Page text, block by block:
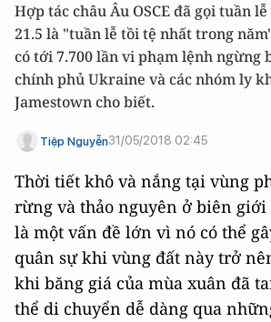
Hợp tác châu Âu OSCE đã gọi tuần
21.5 là "tuần lễ tồi tệ nhất trong
có tới 7.700 lần vi phạm lệnh ngừng
chính phủ Ukraine và các nhóm ly
Jamestown cho biết.
Tiệp Nguyễn31/05/2018 02:45
Thời tiết khô và nắng tại vùng
rừng và thảo nguyên ở biên giới
là một vấn đề lớn vì nó có thể
quân sự khi vùng đất này trở
khi băng giá của mùa xuân đã
thể di chuyển dễ dàng qua